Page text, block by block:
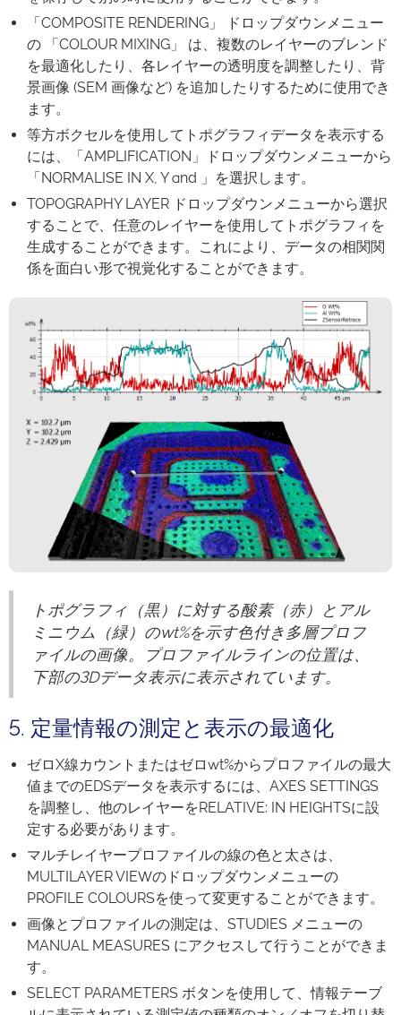
「COMPOSITE RENDERING」 ドロップダウンメニュー
の 「COLOUR MIXING」 は、複数のレイヤーのブレンド
を最適化したり、各レイヤーの透明度を調整したり、背
景画像 (SEM 画像など) を追加したりするために使用でき
ます。
等方ボクセルを使用してトポグラフィデータを表示する
には、「AMPLIFICATION」ドロップダウンメニューから
「NORMALISE IN X, Y and 」を選択します。
TOPOGRAPHY LAYER ドロップダウンメニューから選択
することで、任意のレイヤーを使用してトポグラフィを
生成することができます。これにより、データの相関関
係を面白い形で視覚化することができます。
トポグラフィ（黒）に対する酸素（赤）とアル
ミニウム（緑）のwt%を示す色付き多層プロフ
ァイルの画像。プロファイルラインの位置は、
下部の3Dデータ表示に表示されています。
5. 定量情報の測定と表示の最適化
ゼロX線カウントまたはゼロwt%からプロファイルの最大
値までのEDSデータを表示するには、AXES SETTINGS
を調整し、他のレイヤーをRELATIVE: IN HEIGHTSに設
定する必要があります。
マルチレイヤープロファイルの線の色と太さは、
MULTILAYER VIEWのドロップダウンメニューの
PROFILE COLOURSを使って変更することができます。
画像とプロファイルの測定は、STUDIES メニューの
MANUAL MEASURES にアクセスして行うことができま
す。
SELECT PARAMETERS ボタンを使用して、情報テーブ